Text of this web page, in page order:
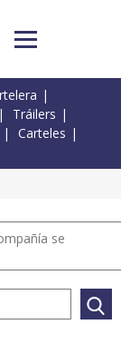
Tráilers
Carteles
se